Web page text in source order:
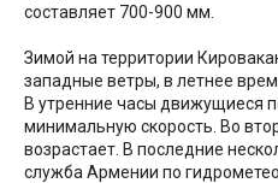
составляет 700-900 мм.
Зимой на территории
западные ветры, в летнее
В утренние часы движущиеся
минимальную скорость. Во
возрастает. В последние
служба Армении по